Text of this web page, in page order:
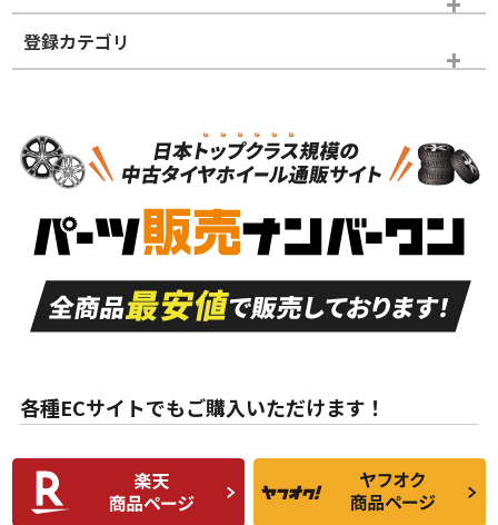
ホイールランク
S
品）
S
新車外し品（新古
付き
A
走行距離も少なく、
目立つ傷もほとんど
ない中古品
A
走行距離も少なく、
非常に状態の良い中
古品
な中古品
んどない中古品
C
比較的きれいな中古
品
C
られるが、使用に問
題のない中古品
登録カテゴリ
ホイールのみ
各種ECサイトでもご購入いただけます！